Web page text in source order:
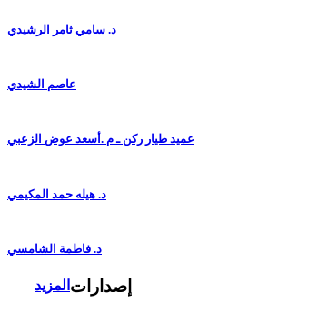
د. سامي ثامر الرشيدي
عاصم الشيدي
عميد طيار ركن ـ م .أسعد عوض الزعبي
د. هيله حمد المكيمي
د. فاطمة الشامسي
المزيد إصدارات